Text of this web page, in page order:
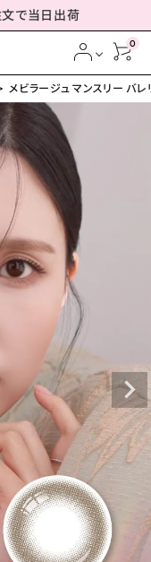
で当日出荷
0
メビラージュ マンスリー バ